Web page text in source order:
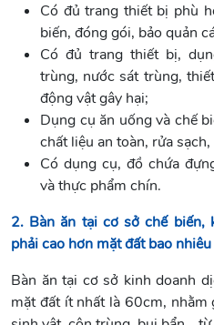
Có đủ trang thiết bị phù
biến, đóng gói, bảo quản
Có đủ trang thiết bị,
trùng, nước sát trùng,
động vật gây hại;
Dụng cụ ăn uống và chế
chất liệu an toàn, rửa
Có dụng cụ, đồ chứa
và thực phẩm chín.
2. Bàn ăn tại cơ sở chế biến,
phải cao hơn mặt đất bao
Bàn ăn tại cơ sở kinh doanh
mặt đất ít nhất là 60cm,